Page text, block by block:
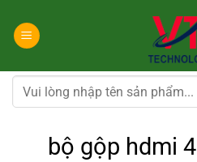
đến
dung
Tìm
kiếm:
bộ gộp hdmi